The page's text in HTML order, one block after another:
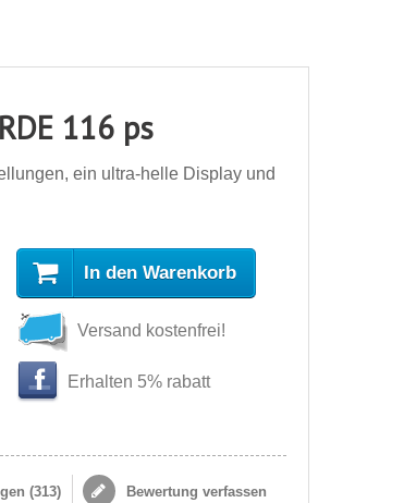
116 ps
ein ultra-helle Display und
In den Warenkorb
Versand kostenfrei!
Erhalten 5% rabatt
(313) Bewertung verfassen